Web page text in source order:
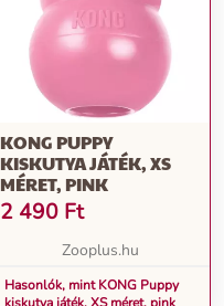
KONG PUPPY
KISKUTYA JÁTÉK, XS
MÉRET, PINK
2 490 Ft
Zooplus.hu
Hasonlók, mint KONG Puppy